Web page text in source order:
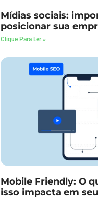
Mídias sociais:
posicionar sua
Clique Para Ler »
Mobile Friendly: O
isso impacta em